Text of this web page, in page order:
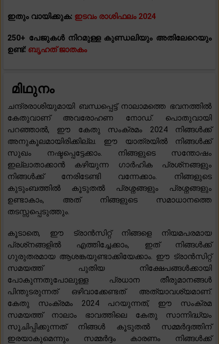
ഇതും വായിക്കുക: ഇടവം രാശിഫലം 2024
250+ പേജുകൾ നിറമുള്ള കുണ്ഡലിയും അതിലേറെയും
ഉണ്ട്: ബൃഹത് ജാതകം
മിഥുനം
ചന്ദ്രരാശിയുമായി ബന്ധപ്പെട്ട് നാലാമത്തെ ഭവനത്തിൽ
കേതുവാണ് അവരോഹണ നോഡ്. പൊതുവായി
പറഞ്ഞാൽ, ഈ കേതു സംക്രമം 2024 നിങ്ങൾക്ക്
അനുകൂലമായിരിക്കില്ല. ഈ യാത്രയിൽ നിങ്ങൾക്ക്
സുഖം നഷ്ടപ്പെട്ടേക്കാം. നിങ്ങളുടെ സന്തോഷം
ഇല്ലാതാക്കാൻ കഴിയുന്ന ഗാർഹിക പ്രശ്‌നങ്ങളും
നിങ്ങൾക്ക് നേരിടേണ്ടി വന്നേക്കാം. നിങ്ങളുടെ
കുടുംബത്തിൽ കൂടുതൽ പ്രശ്നങ്ങളും പ്രശ്നങ്ങളും
ഉണ്ടാകാം, അത് നിങ്ങളുടെ സമാധാനത്തെ
തടസ്സപ്പെടുത്തും.
കൂടാതെ, ഈ ട്രാൻസിറ്റ് നിങ്ങളെ നിയമപരമായ
പ്രശ്‌നങ്ങളിൽ എത്തിച്ചേക്കാം, ഇത് നിങ്ങൾക്ക്
ഗുരുതരമായ ആശങ്കയുണ്ടാക്കിയേക്കാം. ഈ ട്രാൻസിറ്റ്
സമയത്ത് പുതിയ നിക്ഷേപങ്ങൾക്കായി
പോകുന്നതുപോലുള്ള പ്രധാന തീരുമാനങ്ങൾ
പിന്തുടരുന്നത് ഒഴിവാക്കേണ്ടത് അത്യാവശ്യമാണ്.
കേതു സംക്രമം 2024 പറയുന്നത്, ഈ സംക്രമ
സമയത്ത് നാലാം ഭാവത്തിലെ കേതു സാന്നിദ്ധ്യം
സൂചിപ്പിക്കുന്നത് നിങ്ങൾ കൂടുതൽ സമ്മർദ്ദത്തിന്
ഇരയാകുമെന്നും സമ്മർദ്ദം കാരണം നിങ്ങൾക്ക്